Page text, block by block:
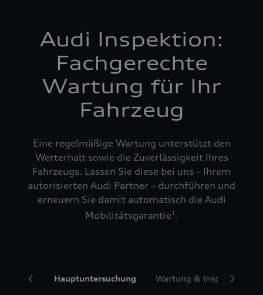
Audi Inspektion:
Fachgerechte
Wartung für Ihr
Fahrzeug
Eine regelmäßige Wartung unterstützt den
Werterhalt sowie die Zuverlässigkeit Ihres
Fahrzeugs. Lassen Sie diese bei uns – Ihrem
autorisierten Audi Partner – durchführen und
erneuern Sie damit automatisch die Audi
Mobilitätsgarantie1 .
Hauptuntersuchung Wartung &